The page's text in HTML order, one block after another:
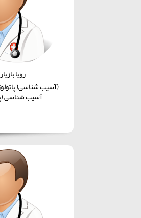
رویا
(آسیب شناسی(
آسیب شناسی